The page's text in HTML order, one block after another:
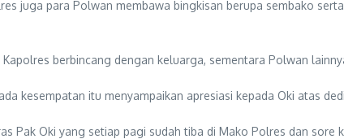
juga para Polwan membawa bingkisan berupa sembako
berbincang dengan keluarga, sementara Polwan
kesempatan itu menyampaikan apresiasi kepada Oki atas
Pak Oki yang setiap pagi sudah tiba di Mako Polres dan